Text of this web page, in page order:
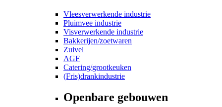
Vleesverwerkende industrie
Pluimvee industrie
Visverwerkende industrie
Bakkerijen/zoetwaren
Zuivel
AGF
Catering/grootkeuken
(Fris)drankindustrie
Openbare gebouwen